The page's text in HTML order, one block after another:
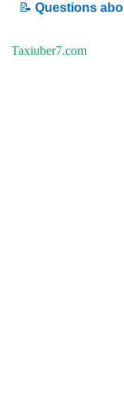
📝 Questions
Taxiuber7.com